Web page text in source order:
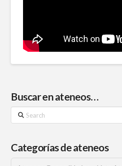
Buscar en ateneos…
Search
Categorías de ateneos